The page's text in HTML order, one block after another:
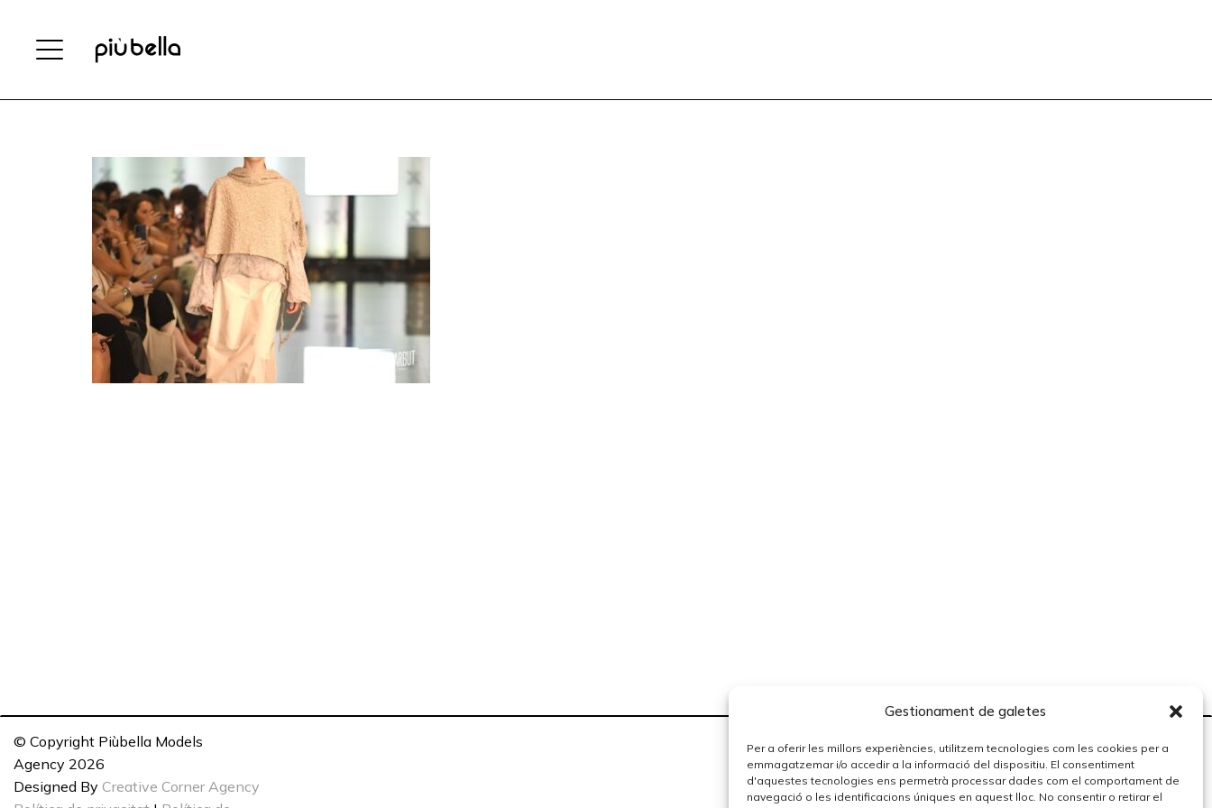
Gestionament de galetes
Per a oferir les millors experiències, utilitzem tecnologies com les cookies per a
emmagatzemar i/o accedir a la informació del dispositiu. El consentiment
d'aquestes tecnologies ens permetrà processar dades com el comportament de
navegació o les identificacions úniques en aquest lloc. No consentir o retirar el
© Copyright Piùbella Models
Agency 2026
Designed By Creative Corner Agency